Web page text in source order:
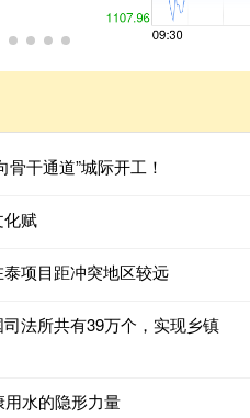
干通道”城际开工！
化赋
项目距冲突地区较远
法所共有39万个，实现乡镇
水的隐形力量